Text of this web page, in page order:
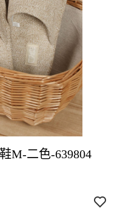
M-二色-639804